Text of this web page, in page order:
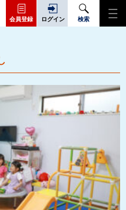
会員登録 ログイン 検索